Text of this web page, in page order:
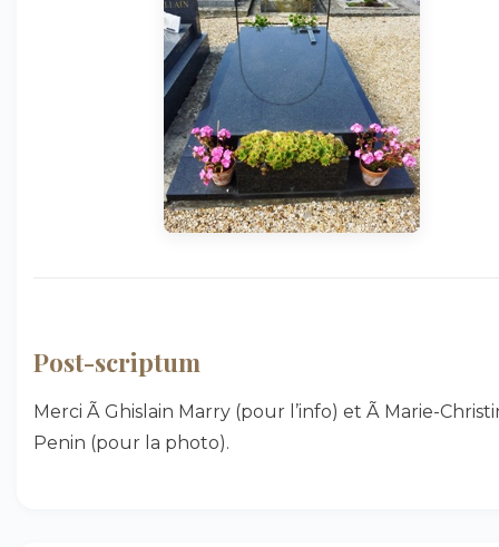
Post-scriptum
Merci Ã Ghislain Marry (pour l’info) et Ã Marie-
Penin (pour la photo).